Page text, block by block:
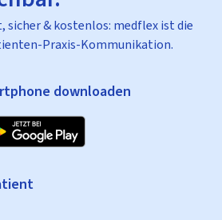
& kostenlos: medflex ist die
Praxis-Kommunikation.
downloaden